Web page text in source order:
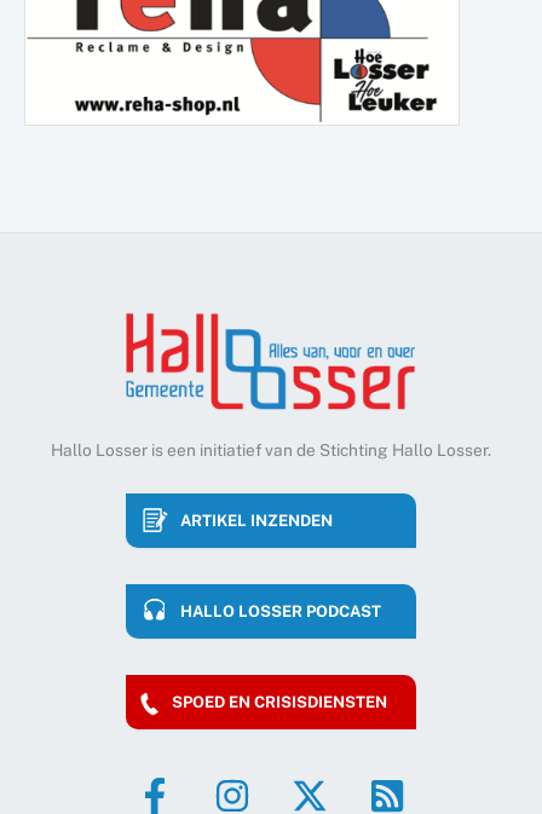
Hallo Losser is een initiatief van de Stichting Hallo Losser.
ARTIKEL INZENDEN
HALLO LOSSER PODCAST
SPOED EN CRISISDIENSTEN